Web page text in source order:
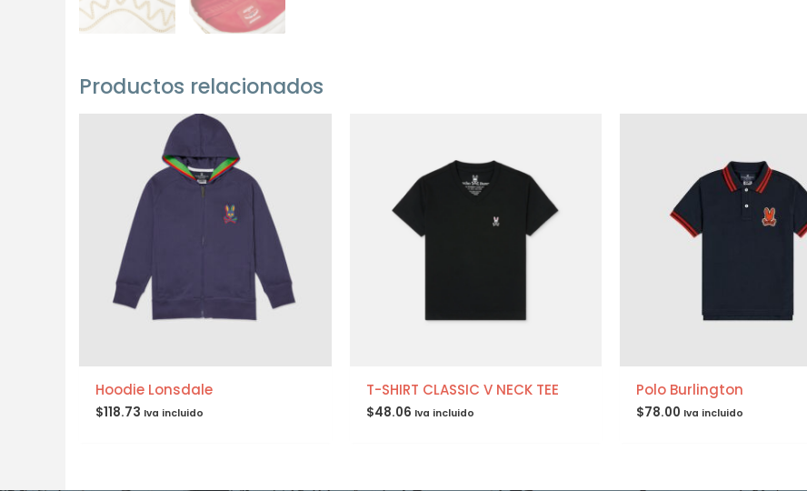
Productos relacionados
Hoodie Lonsdale
$118.73 Iva incluido
T-SHIRT CLASSIC V NECK TEE
$48.06 Iva incluido
Polo Burlington
$78.00 Iva incluido